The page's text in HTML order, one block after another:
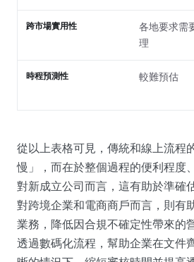
跨市場實用性
各地要求需
理
時程預測性 較難預估
從以上表格可見，傳統和線上流程
慢」，而在於整個過程的便利程度
對新成立公司而言，這有助於準確
對跨境企業和電商商戶而言，則有
業務，降低因合規不確定性帶來的
透過數碼化流程，幫助企業在文件